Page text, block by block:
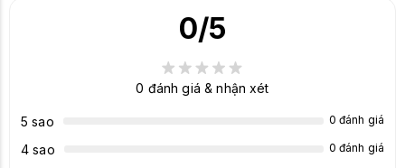
0/5
0 đánh giá & nhận xét
5 sao 0 đánh giá
4 sao 0 đánh giá